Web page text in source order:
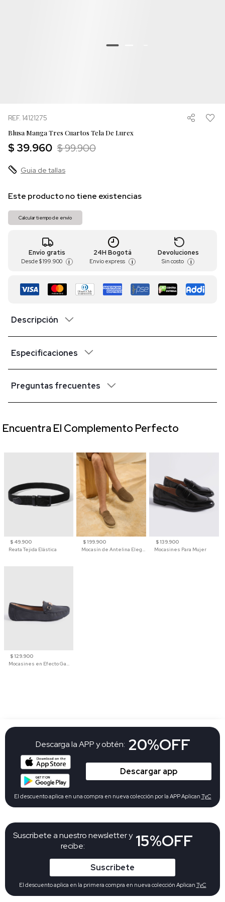
REF. 14121275
Blusa Manga Tres Cuartos Tela De Lurex
$ 39.960 $ 99.900
Guia de tallas
Este producto no tiene existencias
Calcular tiempo de envío
Envío gratis
Desde $ 199.900 i
24H Bogotá
Envío express i
Devoluciones
Sin costo i
Descripción
Especificaciones
Preguntas frecuentes
$ 49.900
Reata Tejida Elástica
$ 199.900
Mocasín de Antelina Elegante con Suela de Contraste Para Hombre
$ 139.900
Mocasines Para Mujer
$ 129.900
Encuentra El Complemento Perfecto
Suscribete a nuestro newsletter y
recibe:
15%OFF
Suscribete
El descuento aplica en la primera compra en nueva colección Aplican TyC
Descarga la APP y obtén: 20%OFF
Descargar app
El descuento aplica en una compra en nueva colección por la APP Aplican TyC